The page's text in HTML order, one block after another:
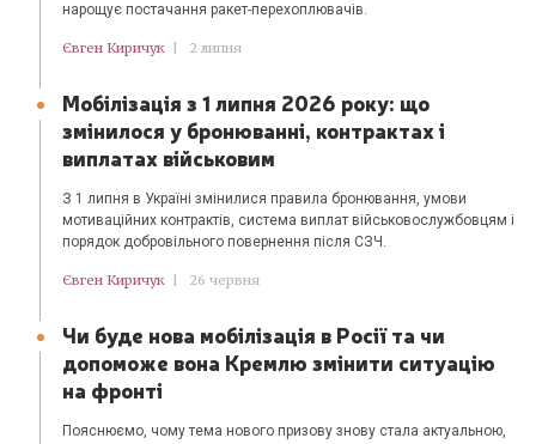
нарощує постачання ракет-перехоплювачів.
Євген Киричук 2 липня
Мобілізація з 1 липня 2026 року: що
змінилося у бронюванні, контрактах і
виплатах військовим
З 1 липня в Україні змінилися правила бронювання, умови
мотиваційних контрактів, система виплат військовослужбовцям і
порядок добровільного повернення після СЗЧ.
Євген Киричук 26 червня
Чи буде нова мобілізація в Росії та чи
допоможе вона Кремлю змінити ситуацію
на фронті
Пояснюємо, чому тема нового призову знову стала актуальною,